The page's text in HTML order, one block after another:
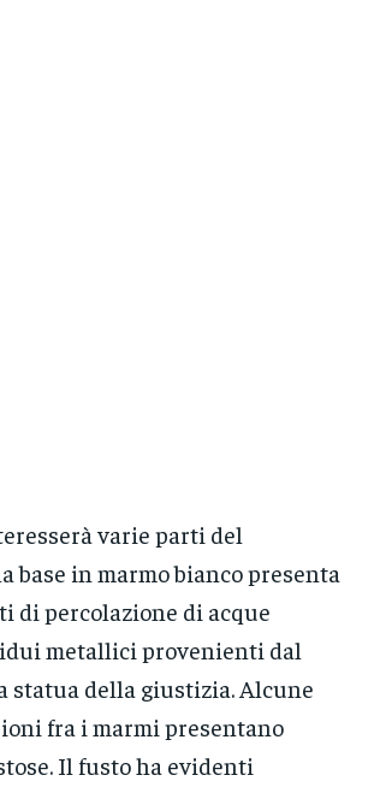
varie parti del
base in marmo bianco presenta
di percolazione di acque
metallici provenienti dal
statua della giustizia. Alcune
fra i marmi presentano
Il fusto ha evidenti